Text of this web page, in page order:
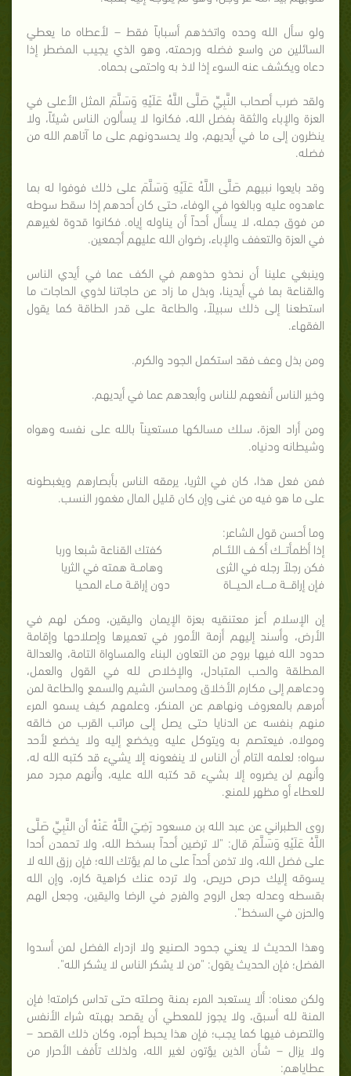
ولو سأل الله وحده واتخذهم أسباباً فقط – لأعطاه ما يعطي
السائلين من واسع فضله ورحمته، وهو الذي يجيب المضطر إذا
دعاه ويكشف عنه السوء إذا لاذ به واحتمى بحماه.
ولقد ضرب أصحاب النَّبِيِّ صَلَّى اللَّهُ عَلَيْهِ وَسَلَّمَ المثل الأعلى في
العزة والإباء والثقة بفضل الله، فكانوا لا يسألون الناس شيئاً، ولا
ينظرون إلى ما في أيديهم، ولا يحسدونهم على ما آتاهم الله من
فضله.
وقد بايعوا نبيهم صَلَّى اللَّهُ عَلَيْهِ وَسَلَّمَ على ذلك فوفوا له بما
عاهدوه عليه وبالغوا في الوفاء، حتى كان أحدهم إذا سقط سوطه
من فوق جمله، لا يسأل أحداً أن يناوله إياه. فكانوا قدوة لغيرهم
في العزة والتعفف والإباء، رضوان الله عليهم أجمعين.
وينبغي علينا أن نحذو حذوهم في الكف عما في أيدي الناس
والقناعة بما في أيدينا، وبذل ما زاد عن حاجاتنا لذوي الحاجات ما
استطعنا إلى ذلك سبيلاً، والطاعة على قدر الطاقة كما يقول
الفقهاء.
ومن بذل وعف فقد استكمل الجود والكرم.
وخير الناس أنفعهم للناس وأبعدهم عما في أيديهم.
ومن أراد العزة، سلك مسالكها مستعيناً بالله على نفسه وهواه
وشيطانه ودنياه.
فمن فعل هذا، كان في الثريا، يرمقه الناس بأبصارهم ويغبطونه
على ما هو فيه من غنى وإن كان قليل المال مغمور النسب.
وما أحسن قول الشاعر:
إذا أظمأتـــك أكــف اللئـــام كفتك القناعة شبعا وربا
فكن رجلاً رجله في الثرى وهامــة همته في الثريا
فإن إراقـــة مــــاء الحيـــاة دون إراقـة مــاء المحيا
إن الإسلام أعز معتنقيه بعزة الإيمان واليقين، ومكن لهم في
الأرض، وأسند إليهم أزمة الأمور في تعميرها وإصلاحها وإقامة
حدود الله فيها بروح من التعاون البناء والمساواة التامة، والعدالة
المطلقة والحب المتبادل، والإخلاص لله في القول والعمل،
ودعاهم إلى مكارم الأخلاق ومحاسن الشيم والسمع والطاعة لمن
أمرهم بالمعروف ونهاهم عن المنكر، وعلمهم كيف يسمو المرء
منهم بنفسه عن الدنايا حتى يصل إلى مراتب القرب من خالقه
ومولاه، فيعتصم به ويتوكل عليه ويخضع إليه ولا يخضع لأحد
سواه؛ لعلمه التام أن الناس لا ينفعونه إلا يشيء قد كتبه الله له،
وأنهم لن يضروه إلا بشيء قد كتبه الله عليه، وأنهم مجرد ممر
للعطاء أو مظهر للمنع.
روى الطبراني عن عبد الله بن مسعود رَضِيَ اللَّهُ عَنْهُ أن النَّبِيِّ صَلَّى
اللَّهُ عَلَيْهِ وَسَلَّمَ قال: "لا ترضين أحداً بسخط الله، ولا تحمدن أحدا
على فضل الله، ولا تذمن أحداً على ما لم يؤتك الله؛ فإن رزق الله لا
يسوقه إليك حرص حريص، ولا ترده عنك كراهية كاره، وإن الله
بقسطه وعدله جعل الروح والفرج في الرضا واليقين، وجعل الهم
والحزن في السخط".
وهذا الحديث لا يعني جحود الصنيع ولا ازدراء الفضل لمن أسدوا
الفضل؛ فإن الحديث يقول: "من لا يشكر الناس لا يشكر الله".
ولكن معناه: ألا يستعبد المرء بمنة وصلته حتى تداس كرامته! فإن
المنة لله أسبق، ولا يجوز للمعطي أن يقصد بهبته شراء الأنفس
والتصرف فيها كما يجب؛ فإن هذا يحبط أجره، وكان ذلك القصد –
ولا يزال – شأن الذين يؤتون لغير الله، ولذلك تأفف الأحرار من
عطاياهم: